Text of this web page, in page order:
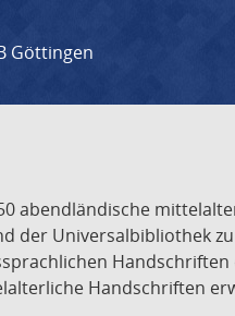
Göttingen
abendländische
der Universalbibliothek
Handschriften